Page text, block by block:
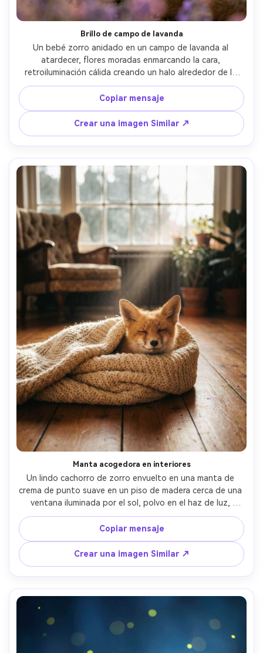
Brillo de campo de lavanda
Un bebé zorro anidado en un campo de lavanda al
atardecer, flores moradas enmarcando la cara,
retroiluminación cálida creando un halo alrededor de la
piel, tomado en Canon EOS R5 con 85 mm f/1.4, retrato
de primer plano, bokeh cremoso, hilos de piel
fotorealistas, romántico color pastel clasificación, alta
resolución de vida silvestre moda vibe editorial- -ar 4:5
Copiar mensaje
Crear una imagen Similar ↗
Manta acogedora en interiores
Un lindo cachorro de zorro envuelto en una manta de
crema de punto suave en un piso de madera cerca de una
ventana iluminada por el sol, polvo en el haz de luz,
expresión tranquila y somnolenta, disparada en Nikon Z8
con 50mm f/1.8, iluminación natural de la ventana,
profundidad de campo poco profunda, caliente y
acogedor grado de color, textura de piel y tela ultra-
realista-AR 4:5
Copiar mensaje
Crear una imagen Similar ↗
Crea imágenes IA
ilimitadas. 100 %
gratis!
Empieza Gratis→